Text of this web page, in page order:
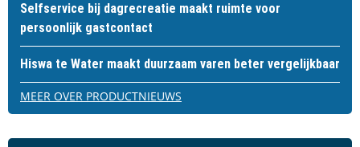
Selfservice bij dagrecreatie maakt ruimte voor
persoonlijk gastcontact
Hiswa te Water maakt duurzaam varen beter vergelijkbaar
MEER OVER PRODUCTNIEUWS